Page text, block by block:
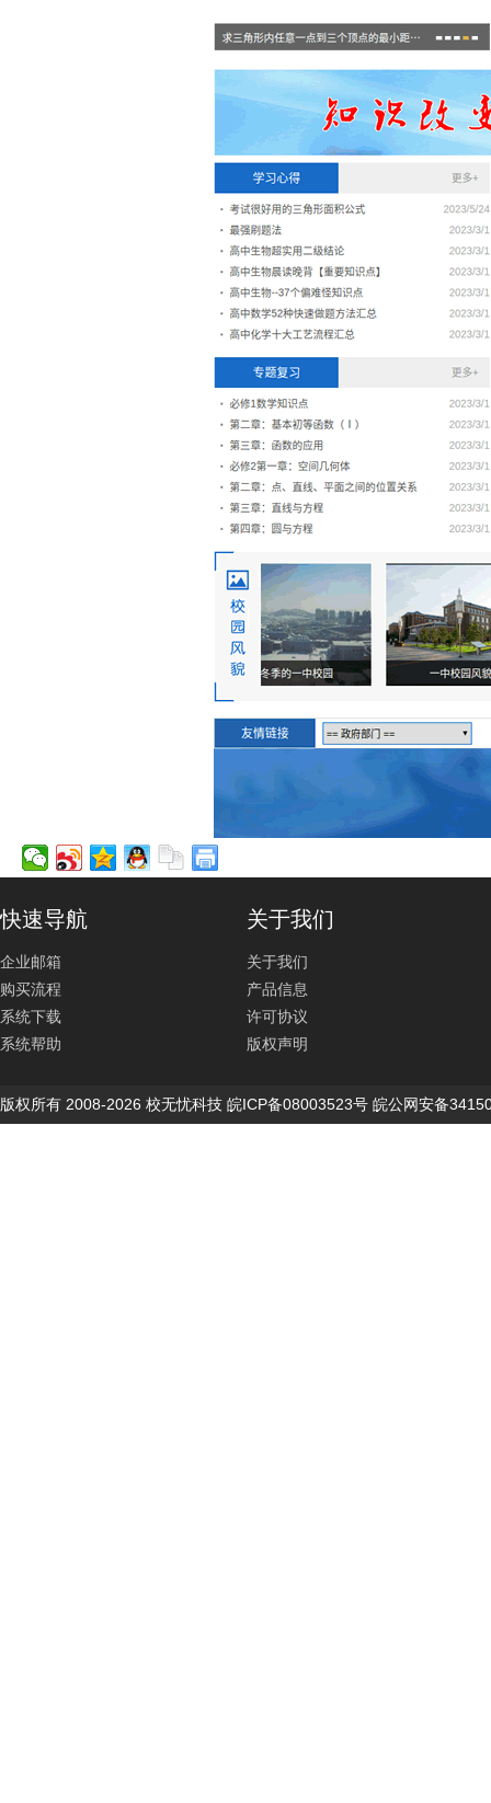
快速导航
企业邮箱
购买流程
系统下载
系统帮助
关于我们
关于我们
产品信息
许可协议
版权声明
版权所有 2008-2026 校无忧科技 皖ICP备08003523号 皖公网安备